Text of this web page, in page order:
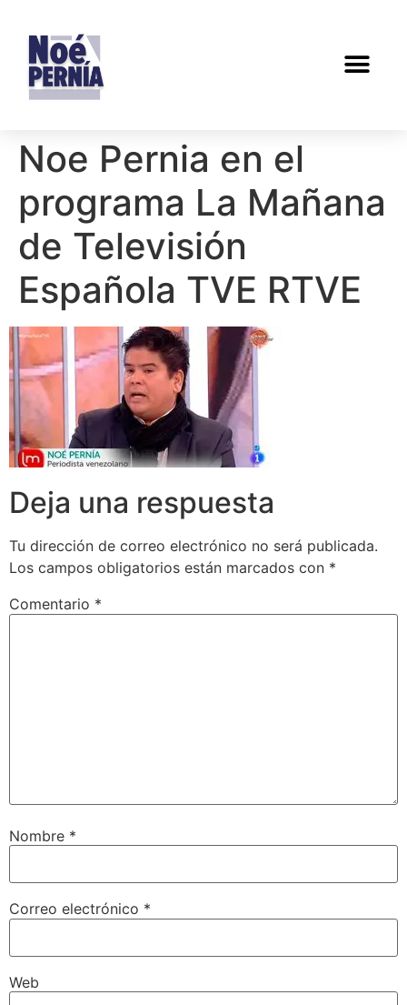
Noe Pernia en el
programa La Mañana
de Televisión
Española TVE RTVE
Deja una respuesta
Tu dirección de correo electrónico no será publicada.
Los campos obligatorios están marcados con *
Comentario *
Nombre *
Correo electrónico *
Web